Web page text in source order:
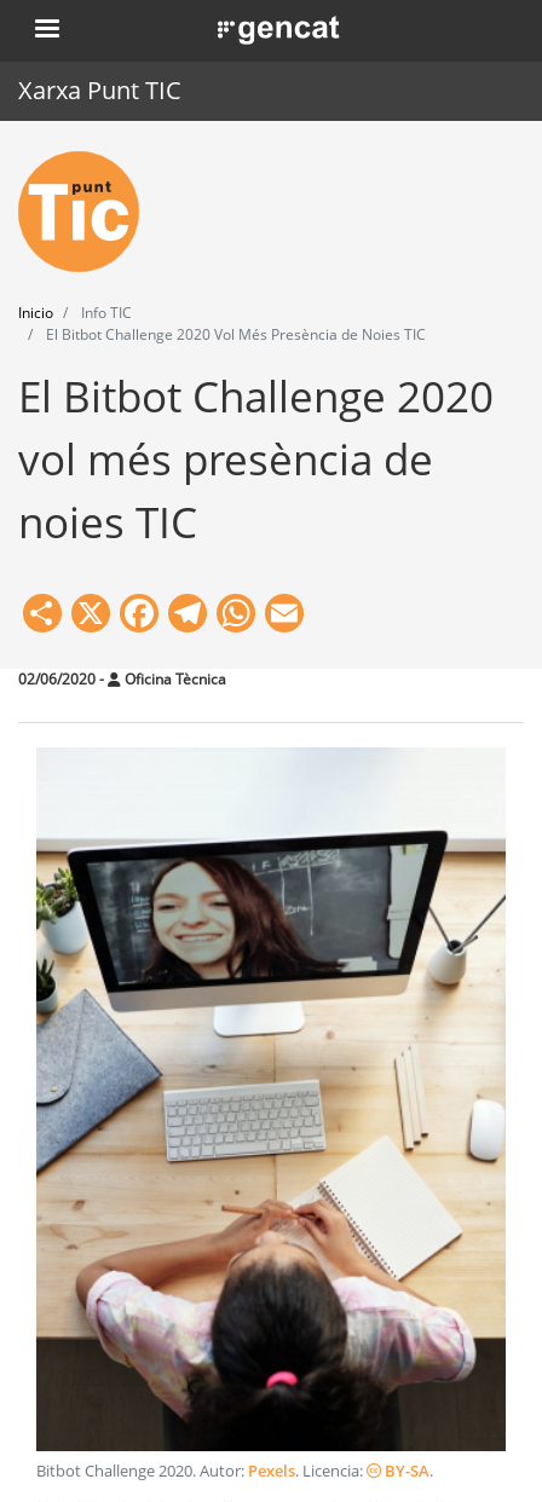
Pasar
al
. Obre en una nova finestra.
Xarxa Punt TIC
Inicio
Punt TIC
Actualidad
Agenda
Formación
Herramientas
Inicio
Info TIC
El Bitbot Challenge 2020 Vol Més Presència de Noies TIC
El Bitbot Challenge 2020
vol més presència de
noies TIC
Share
X Facebook
Telegram
WhatsApp
02/06/2020- Oficina Tècnica
Bitbot Challenge 2020. Autor: Pexels. Licencia: BY-SA.